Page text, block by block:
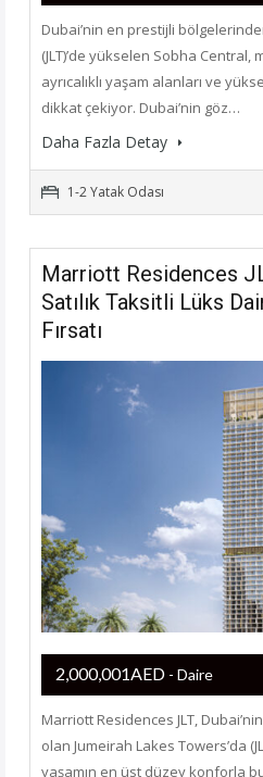
Dubai’nin en prestijli
(JLT)’de yükselen Sobha Central,
ayrıcalıklı yaşam alanları ve
dikkat çekiyor. Dubai’nin göz…
Daha Fazla Detay
1-2 Yatak Odası
Marriott Residences
Satılık Taksitli Lüks
Fırsatı
2,000,001AED - Daire
Marriott Residences JLT,
olan Jumeirah Lakes Towers’da
yaşamın en üst düzey konforla